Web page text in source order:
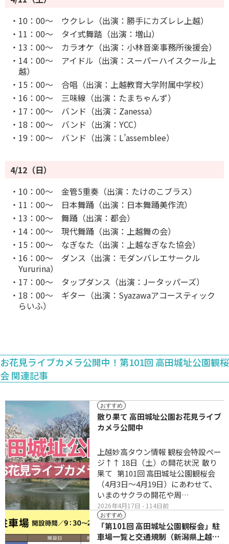
・10：00～ ウクレレ（出演：勝手にカズレレ上越）
・11：00～ タイ式舞踏（出演：増山）
・13：00～ カラオケ（出演：小林音楽事務所後援会）
・14：00～ アイドル（出演：スーパーハイスクール上
越）
・15：00～ 合唱（出演：上越教育大学附属中学校）
・16：00～ 三味線（出演：たまちゃんず）
・17：00～ バンド（出演：Zanessa）
・18：00～ バンド（出演：YCC）
・19：00～ バンド（出演：L’assemblee）
4/12（日）
・10：00～ 金管5重奏（出演：たけのこブラス）
・11：00～ 日本舞踊（出演：日本舞踊美作流）
・13：00～ 舞踊（出演：都会）
・14：00～ 現代舞踊（出演：上越舞の会）
・15：00～ なぎなた（出演：上越なぎなた協会）
・16：00～ ダンス（出演：モダンバレエサークル
Yururina）
・17：00～ タップダンス（出演：Jータッパーズ）
・18：00～ ギター（出演：Syazawaアコースティック
らいふ）
お花見ライブカメラ公開中！第101回 高田城址公園観桜
会 関連記事
おすすめ
2026年4月17日 - 114日前
散り果て 高田城址公園お花見ライブ
カメラ公開中
上越妙高タウン情報 観桜会特設ペー
ジ↑↑ 18日（土）の開花状況 散り
果て 第101回 高田城址公園観桜会
（4月3日～4月19日）にあわせて、
いまのサクラの開花や周…
おすすめ
「第101回 高田城址公園観桜会」駐
車場一覧と交通規制（新潟県上越